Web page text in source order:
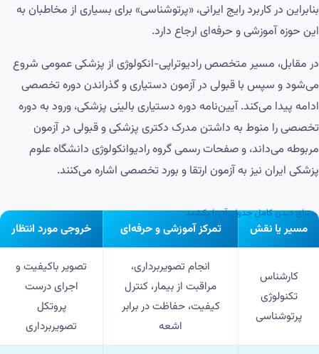
بنابراین در کاربرد رایج ایرانی، «پرتوشناسی» برای بسیاری از مخاطبان به
این حوزه آموزشی و حرفه‌ای ارجاع دارد.
در مقابل، مسیر متخصص رادیوتراپی-انکولوژی از پزشکی عمومی شروع
می‌شود و سپس با قبولی در آزمون دستیاری و گذراندن دوره تخصصی
ادامه پیدا می‌کند. آیین‌نامه دوره دستیاری بالینی پزشکی، ورود به دوره
تخصصی را منوط به داشتن مدرک دکتری پزشکی و قبولی در آزمون
مربوطه می‌داند، و صفحات رسمی گروه رادیوانکولوژی دانشگاه علوم
پزشکی ایران نیز به آزمون ارتقا و بورد تخصصی اشاره می‌کنند.
↔برای دیدن کاملِ جدول، آن را بکشید
مسیر یا نقش تمرکز آموزشی و حرفه‌ای خروجی مورد انتظار
کارشناس
تکنولوژی
پرتوشناسی
انجام تصویربرداری،
مراقبت از بیمار، کنترل
کیفیت، حفاظت در برابر
اشعه
تصویر باکیفیت و
اجرای درست
پروتکل
تصویربرداری